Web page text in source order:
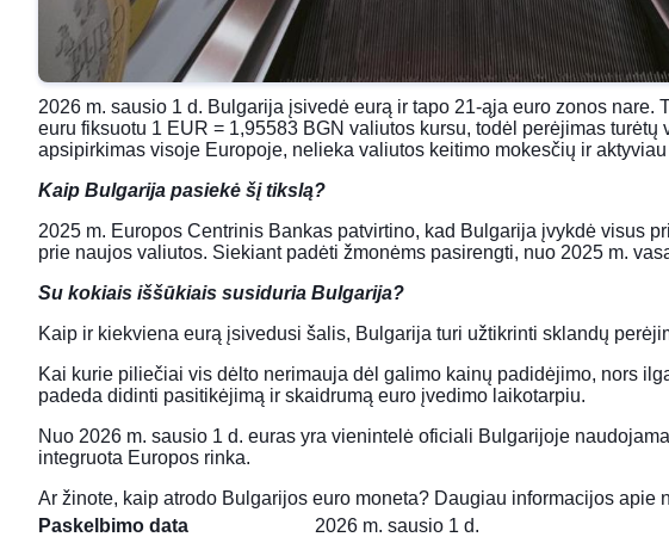
2026 m. sausio 1 d. Bulgarija įsivedė eurą ir tapo 21-ąja euro zonos
euru fiksuotu 1 EUR = 1,95583 BGN valiutos kursu, todėl perėjimas
apsipirkimas visoje Europoje, nelieka valiutos keitimo mokesčių ir
Kaip Bulgarija pasiekė šį tikslą?
2025 m. Europos Centrinis Bankas patvirtino, kad Bulgarija įvykdė visus
prie naujos valiutos. Siekiant padėti žmonėms pasirengti, nuo 2025 m.
Su kokiais iššūkiais susiduria Bulgarija?
Kaip ir kiekviena eurą įsivedusi šalis, Bulgarija turi užtikrinti sklandų
Kai kurie piliečiai vis dėlto nerimauja dėl galimo kainų padidėjimo, nors
padeda didinti pasitikėjimą ir skaidrumą euro įvedimo laikotarpiu.
Nuo 2026 m. sausio 1 d. euras yra vienintelė oficiali Bulgarijoje
integruota Europos rinka.
Ar žinote, kaip atrodo Bulgarijos euro moneta? Daugiau informacijos apie
Paskelbimo data
2026 m. sausio 1 d.